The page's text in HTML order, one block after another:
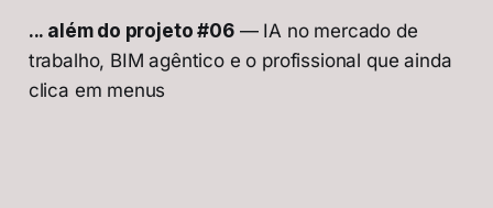
... além do projeto #06— IA no mercado de
trabalho, BIM agêntico e o profissional que ainda
clica em menus